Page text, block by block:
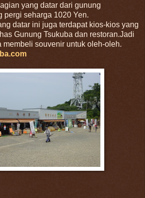
yang datar dari gunung
pergi seharga 1020 Yen.
datar ini juga terdapat kios-kios yang
Gunung Tsukuba dan restoran.Jadi
membeli souvenir untuk oleh-oleh.